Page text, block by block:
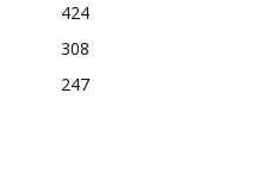
424
308
247